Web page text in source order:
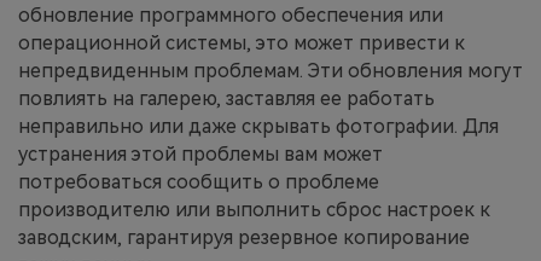
обновление программного обеспечения или
операционной системы, это может привести к
непредвиденным проблемам. Эти обновления могут
повлиять на галерею, заставляя ее работать
неправильно или даже скрывать фотографии. Для
устранения этой проблемы вам может
потребоваться сообщить о проблеме
производителю или выполнить сброс настроек к
заводским, гарантируя резервное копирование